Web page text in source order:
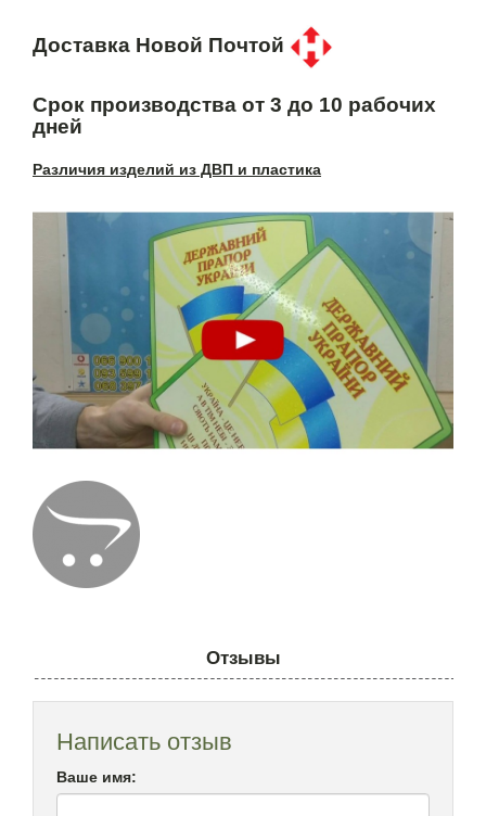
Доставка Новой Почтой
Срок производства от 3 до 10 рабочих
дней
Различия изделий из ДВП и пластика
Отзывы
Написать отзыв
Ваше имя: